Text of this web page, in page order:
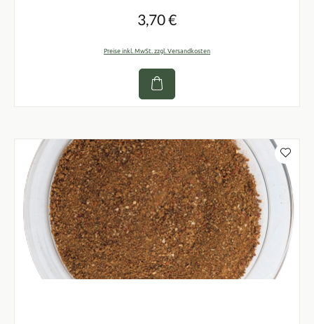
Regulärer Preis:
3,70 €
Preise inkl. MwSt. zzgl. Versandkosten